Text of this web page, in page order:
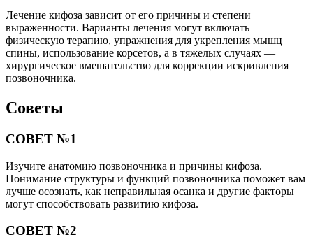
Лечение кифоза зависит от его причины и степени
выраженности. Варианты лечения могут включать
физическую терапию, упражнения для укрепления мышц
спины, использование корсетов, а в тяжелых случаях —
хирургическое вмешательство для коррекции искривления
позвоночника.
Советы
СОВЕТ №1
Изучите анатомию позвоночника и причины кифоза.
Понимание структуры и функций позвоночника поможет вам
лучше осознать, как неправильная осанка и другие факторы
могут способствовать развитию кифоза.
СОВЕТ №2